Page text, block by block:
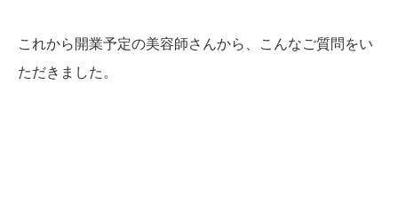
これから開業予定の美容師さんから、こんなご質問をい
ただきました。